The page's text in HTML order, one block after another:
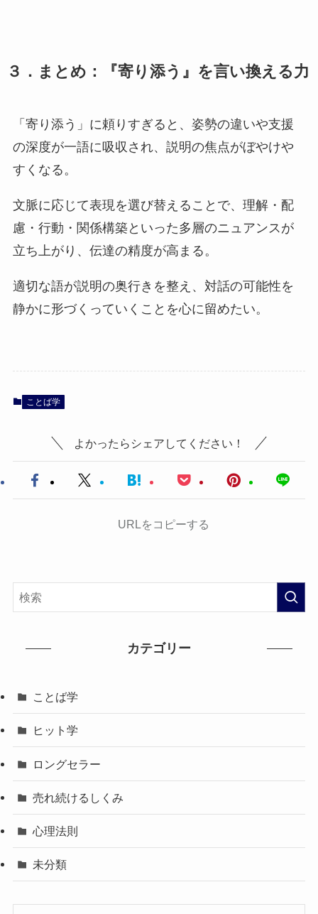
３．まとめ：『寄り添う』を言い換える力
「寄り添う」に頼りすぎると、姿勢の違いや支援
の深度が一語に吸収され、説明の焦点がぼやけや
すくなる。
文脈に応じて表現を選び替えることで、理解・配
慮・行動・関係構築といった多層のニュアンスが
立ち上がり、伝達の精度が高まる。
適切な語が説明の奥行きを整え、対話の可能性を
静かに形づくっていくことを心に留めたい。
ことば学
よかったらシェアしてください！
URLをコピーする
カテゴリー
ことば学
ヒット学
ロングセラー
売れ続けるしくみ
心理法則
未分類